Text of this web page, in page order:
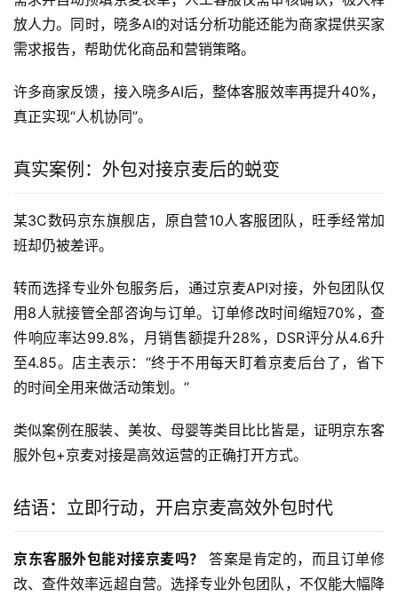
放人力。同时，晓多AI的对话分析功能还能为商家提供买家
需求报告，帮助优化商品和营销策略。
许多商家反馈，接入晓多AI后，整体客服效率再提升40%，
真正实现“人机协同”。
真实案例：外包对接京麦后的蜕变
某3C数码京东旗舰店，原自营10人客服团队，旺季经常加
班却仍被差评。
转而选择专业外包服务后，通过京麦API对接，外包团队仅
用8人就接管全部咨询与订单。订单修改时间缩短70%，查
件响应率达99.8%，月销售额提升28%，DSR评分从4.6升
至4.85。店主表示：“终于不用每天盯着京麦后台了，省下
的时间全用来做活动策划。”
类似案例在服装、美妆、母婴等类目比比皆是，证明京东客
服外包+京麦对接是高效运营的正确打开方式。
结语：立即行动，开启京麦高效外包时代
京东客服外包能对接京麦吗？
答案是肯定的，而且订单修
改、查件效率远超自营。选择专业外包团队，不仅能大幅降